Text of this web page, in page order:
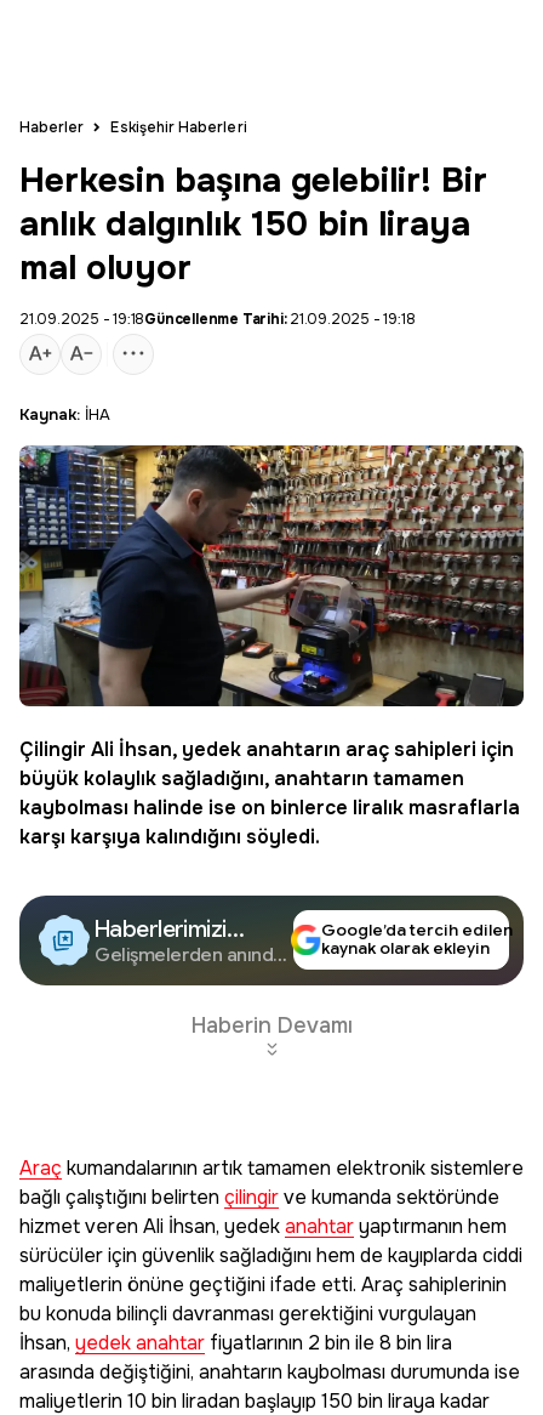
Haberler Eskişehir Haberleri
Herkesin başına gelebilir! Bir
anlık dalgınlık 150 bin liraya
mal oluyor
21.09.2025 - 19:18Güncellenme Tarihi:21.09.2025 - 19:18
Kaynak: İHA
Çilingir Ali İhsan, yedek anahtarın araçsahipleri için
büyük kolaylık sağladığını, anahtarın tamamen
kaybolması halinde ise on binlerce liralık masraflarla
karşı karşıya kalındığını söyledi.
Haberlerimizi
Google'da Takip
Edin
Gelişmelerden anında
Google’da tercih edilen
kaynak olarak ekleyin
Haberin Devamı
Araç kumandalarının artık tamamen elektronik sistemlere
bağlı çalıştığını belirten çilingirve kumanda sektöründe
hizmet veren Ali İhsan, yedekanahtaryaptırmanın hem
sürücüler için güvenlik sağladığını hem de kayıplarda ciddi
maliyetlerin önüne geçtiğini ifade etti. Araç sahiplerinin
bu konuda bilinçli davranması gerektiğini vurgulayan
İhsan, yedek anahtar fiyatlarının 2 bin ile 8 bin lira
arasında değiştiğini, anahtarın kaybolması durumunda ise
maliyetlerin 10 bin liradan başlayıp 150 bin liraya kadar